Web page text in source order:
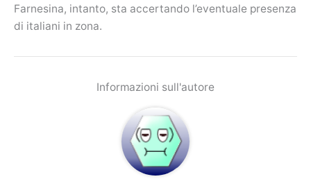
Farnesina, intanto, sta accertando l’eventuale presenza
di italiani in zona.
Informazioni sull'autore